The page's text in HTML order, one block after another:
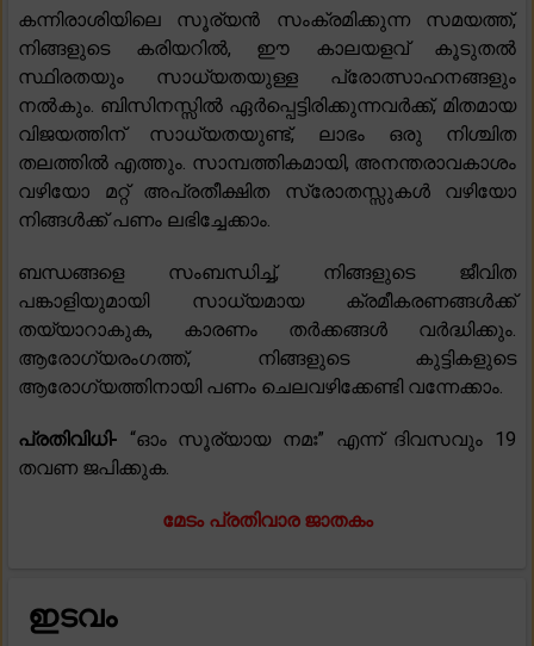
കന്നിരാശിയിലെ സൂര്യൻ സംക്രമിക്കുന്ന സമയത്ത്,
നിങ്ങളുടെ കരിയറിൽ, ഈ കാലയളവ് കൂടുതൽ
സ്ഥിരതയും സാധ്യതയുള്ള പ്രോത്സാഹനങ്ങളും
നൽകും. ബിസിനസ്സിൽ ഏർപ്പെട്ടിരിക്കുന്നവർക്ക്, മിതമായ
വിജയത്തിന് സാധ്യതയുണ്ട്, ലാഭം ഒരു നിശ്ചിത
തലത്തിൽ എത്തും. സാമ്പത്തികമായി, അനന്തരാവകാശം
വഴിയോ മറ്റ് അപ്രതീക്ഷിത സ്രോതസ്സുകൾ വഴിയോ
നിങ്ങൾക്ക് പണം ലഭിച്ചേക്കാം.
ബന്ധങ്ങളെ സംബന്ധിച്ച്, നിങ്ങളുടെ ജീവിത
പങ്കാളിയുമായി സാധ്യമായ ക്രമീകരണങ്ങൾക്ക്
തയ്യാറാകുക, കാരണം തർക്കങ്ങൾ വർദ്ധിക്കും.
ആരോഗ്യരംഗത്ത്, നിങ്ങളുടെ കുട്ടികളുടെ
ആരോഗ്യത്തിനായി പണം ചെലവഴിക്കേണ്ടി വന്നേക്കാം.
പ്രതിവിധി- “ഓം സൂര്യായ നമഃ” എന്ന് ദിവസവും 19
തവണ ജപിക്കുക.
മേടം പ്രതിവാര ജാതകം
ഇടവം